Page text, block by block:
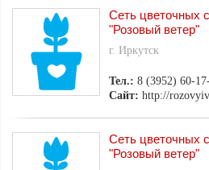
Сеть цветочных
"Розовый ветер"
г. Иркутск
Тел.:8 (3952) 60-
Сайт: http://
Сеть цветочных
"Розовый ветер"